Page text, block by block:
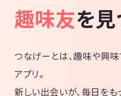
趣味友を見
つなげーとは、趣味や興味
アプリ。
新しい出会いが、毎日をも